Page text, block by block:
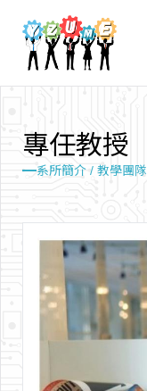
系所簡介 / 教學團隊
專任教授